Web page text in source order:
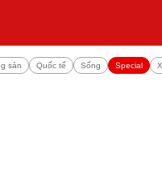
sản Quốc tế Sống Special